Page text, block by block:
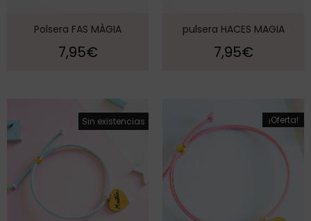
Polsera FAS MÀGIA
7,95€
pulsera HACES MAGIA
7,95€
¡Oferta!
Sin existencias ¡Oferta!